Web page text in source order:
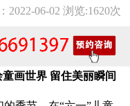
2022-06-02 浏览:1620次
世界 留住美丽瞬间